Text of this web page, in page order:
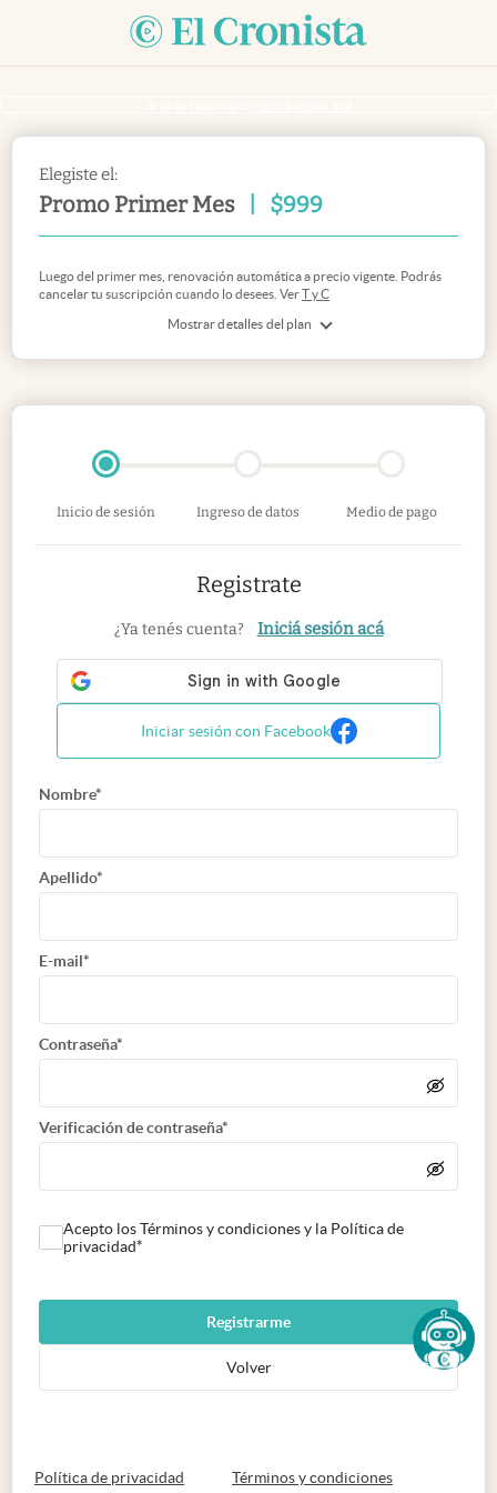
Elegiste el:
Promo Primer Mes $999
Mostrar detalles del plan
Luego del primer mes, renovación automática a precio vigente. Podrás
cancelar tu suscripción cuando lo desees. VerT y C
Inicio de sesión Ingreso de datos Medio de pago
Registrate
¿Ya tenés cuenta? Iniciá sesión acá
Iniciar sesión con Facebook
Nombre*
Apellido*
E-mail*
Contraseña*
Verificación de contraseña*
Acepto los Términos y condiciones y la Política de
privacidad*
Registrarme
Volver
Política de privacidad abre en nueva pestaña
Términos y condicionesabre en nueva